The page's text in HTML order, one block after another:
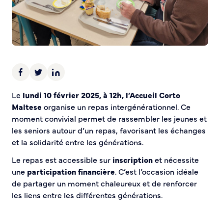
Le lundi 10 février 2025, à 12h, l’Accueil Corto
Maltese organise un repas intergénérationnel. Ce
moment convivial permet de rassembler les jeunes et
les seniors autour d’un repas, favorisant les échanges
et la solidarité entre les générations.
Le repas est accessible sur inscriptionet nécessite
une participation financière. C’est l’occasion idéale
de partager un moment chaleureux et de renforcer
les liens entre les différentes générations.
Sécurité tranquillité
Police municipale
Pré-plainte en ligne
Vidéoprotection
Horaires pour le bricolage et le jardinage
Infos pratiques
Plan de Ville
Numéros d’urgence
Location de salles
Annuaire des services publics
DÉCOUVRIR SORTIR